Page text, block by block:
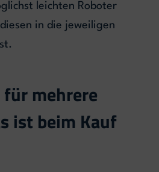
leichten Roboter
in die jeweiligen
mehrere
ist beim Kauf